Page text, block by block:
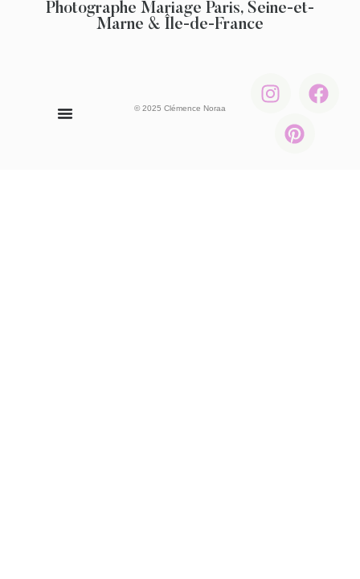
Photographe Mariage Paris, Seine-et-
Marne & Île-de-France
© 2025 Clémence Noraa